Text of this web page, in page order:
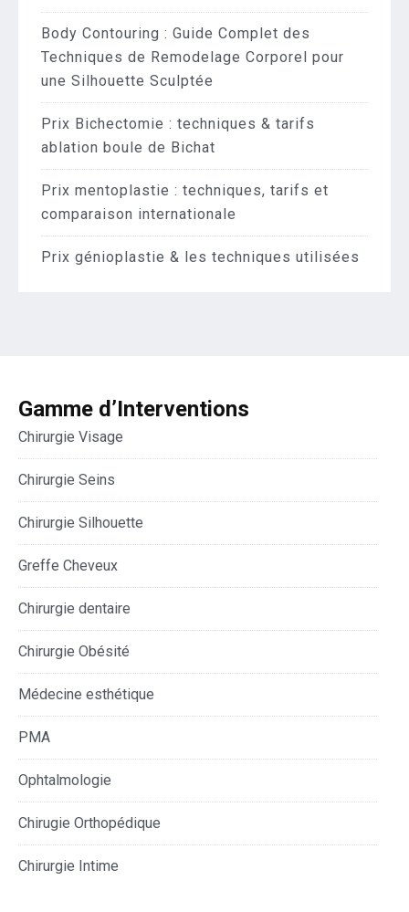
Body Contouring : Guide Complet des
Techniques de Remodelage Corporel pour
une Silhouette Sculptée
Prix Bichectomie : techniques & tarifs
ablation boule de Bichat
Prix mentoplastie : techniques, tarifs et
comparaison internationale
Prix génioplastie & les techniques utilisées
Gamme d’Interventions
Chirurgie Visage
Chirurgie Seins
Chirurgie Silhouette
Greffe Cheveux
Chirurgie dentaire
Chirurgie Obésité
Médecine esthétique
PMA
Ophtalmologie
Chirugie Orthopédique
Chirurgie Intime